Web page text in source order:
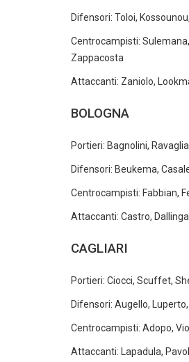
Difensori: Toloi,
Centrocampisti:
Zappacosta
Attaccanti: Zaniolo,
BOLOGNA
Portieri: Bagnolini,
Difensori: Beukema,
Centrocampisti: Fabbian,
Attaccanti: Castro,
CAGLIARI
Portieri: Ciocci, Scuffet,
Difensori: Augello,
Centrocampisti: Adopo,
Attaccanti: Lapadula,